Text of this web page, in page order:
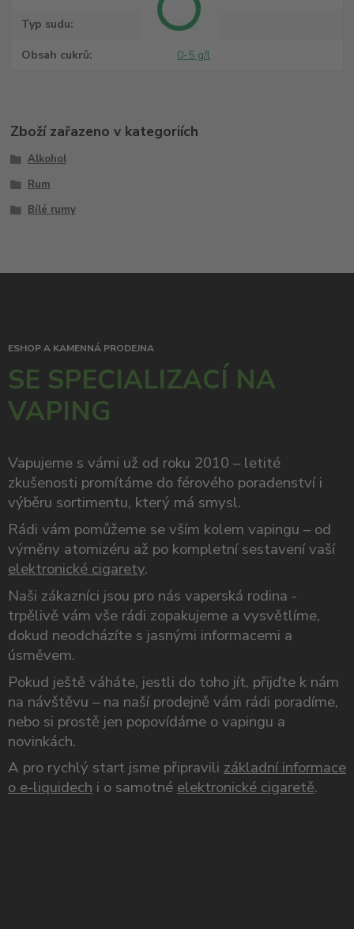
Typ sudu Dub
Obsah cukrů 0-5 g/l
Zboží zařazeno v kategoriích
Alkohol
Rum
Bílé rumy
ESHOP A KAMENNÁ PRODEJNA
SE SPECIALIZACÍ NA
VAPING
Vapujeme s vámi už od roku 2010 – letité
zkušenosti promítáme do férového poradenství i
výběru sortimentu, který má smysl.
Rádi vám pomůžeme se vším kolem vapingu – od
výměny atomizéru až po kompletní sestavení vaší
elektronické cigarety.
Naši zákazníci jsou pro nás vaperská rodina -
trpělivě vám vše rádi zopakujeme a vysvětlíme,
dokud neodcházíte s jasnými informacemi a
úsměvem.
Pokud ještě váháte, jestli do toho jít, přijďte k nám
na návštěvu – na naší prodejně vám rádi poradíme,
nebo si prostě jen popovídáme o vapingu a
novinkách.
A pro rychlý start jsme připravili základní informace
o e-liquidech i o samotnéelektronické cigaretě.